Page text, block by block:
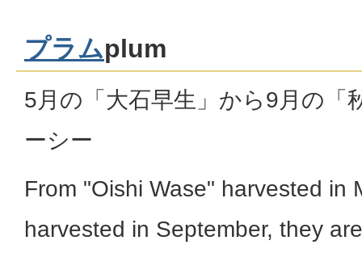
プラムplum
5月の「大石早生」から9月の
ーシー
From "Oishi Wase" harvested in
harvested in September, they